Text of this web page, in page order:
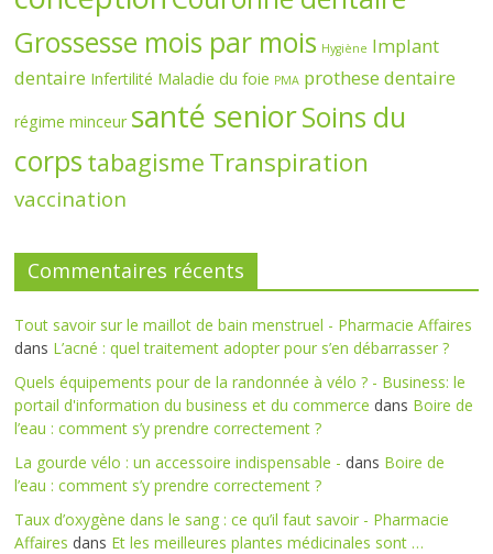
Grossesse mois par mois Hygiène Implant
dentaire Infertilité Maladie du foie PMA prothese dentaire
régime minceur santé seniorSoins du
corps tabagisme Transpiration
vaccination
Commentaires récents
Tout savoir sur le maillot de bain menstruel - Pharmacie Affaires
dans L’acné : quel traitement adopter pour s’en débarrasser ?
Quels équipements pour de la randonnée à vélo ? - Business: le
portail d'information du business et du commerce dans Boire de
l’eau : comment s’y prendre correctement ?
La gourde vélo : un accessoire indispensable - dans Boire de
l’eau : comment s’y prendre correctement ?
Taux d’oxygène dans le sang : ce qu’il faut savoir - Pharmacie
Affaires dans Et les meilleures plantes médicinales sont …